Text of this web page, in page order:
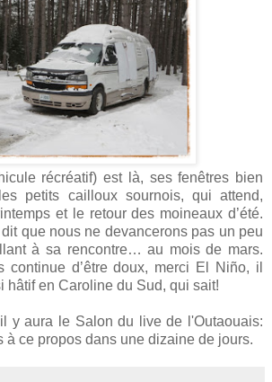
récréatif) est là, ses fenêtres bien
petits cailloux sournois, qui attend,
et le retour des moineaux d’été.
dit que nous ne devancerons pas un peu
à sa rencontre… au mois de mars.
continue d’être doux, merci El Niño, il
hâtif en Caroline du Sud, qui sait!
y aura le Salon du live de l'Outaouais:
à ce propos dans une dizaine de jours.